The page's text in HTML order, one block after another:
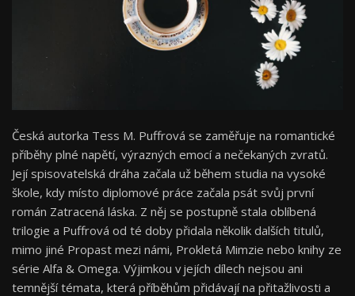
Česká autorka Tess M. Puffrová se zaměřuje na romantické
příběhy plné napětí, výrazných emocí a nečekaných zvratů.
Její spisovatelská dráha začala už během studia na vysoké
škole, kdy místo diplomové práce začala psát svůj první
román Zatracená láska. Z něj se postupně stala oblíbená
trilogie a Puffrová od té doby přidala několik dalších titulů,
mimo jiné Propast mezi námi, Prokletá Mimzie nebo knihy ze
série Alfa & Omega. Výjimkou v jejích dílech nejsou ani
temnější témata, která příběhům přidávají na přitažlivosti a